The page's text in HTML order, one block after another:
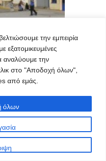
την εμπειρία
εξατομικευμένες
αναλύουμε την
στο "Αποδοχή όλων",
από εμάς.
όλων
από το
του νέου
Λύκειο
του θέματος
στο αμφιθέατρο
21-01-2013. Το